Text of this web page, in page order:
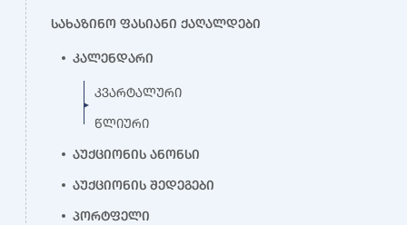
სახაზინო ფასიანი ქაღალდები
კალენდარი
კვარტალური
წლიური
აუქციონის ანონსი
აუქციონის შედეგები
პორტფელი